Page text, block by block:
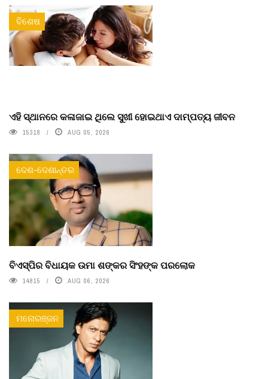
ବିଶେଷ
ଏହି ସ୍ଥାନରେ କଳାଜାଇ ଥିଲେ ସୁଖୀ ହୋଇଥାଏ ଦାମ୍ପତ୍ୟ ଜୀବନ
15318 AUG 05, 2026
ଦେଶ-ଦେଶାନ୍ତର
ବିଏସ୍‌ପିର ବିଧାୟକ ଉମା ଶଙ୍କର ସିଂହଙ୍କ ପରଲୋକ
14815 AUG 06, 2026
ମନୋରଞ୍ଜନ